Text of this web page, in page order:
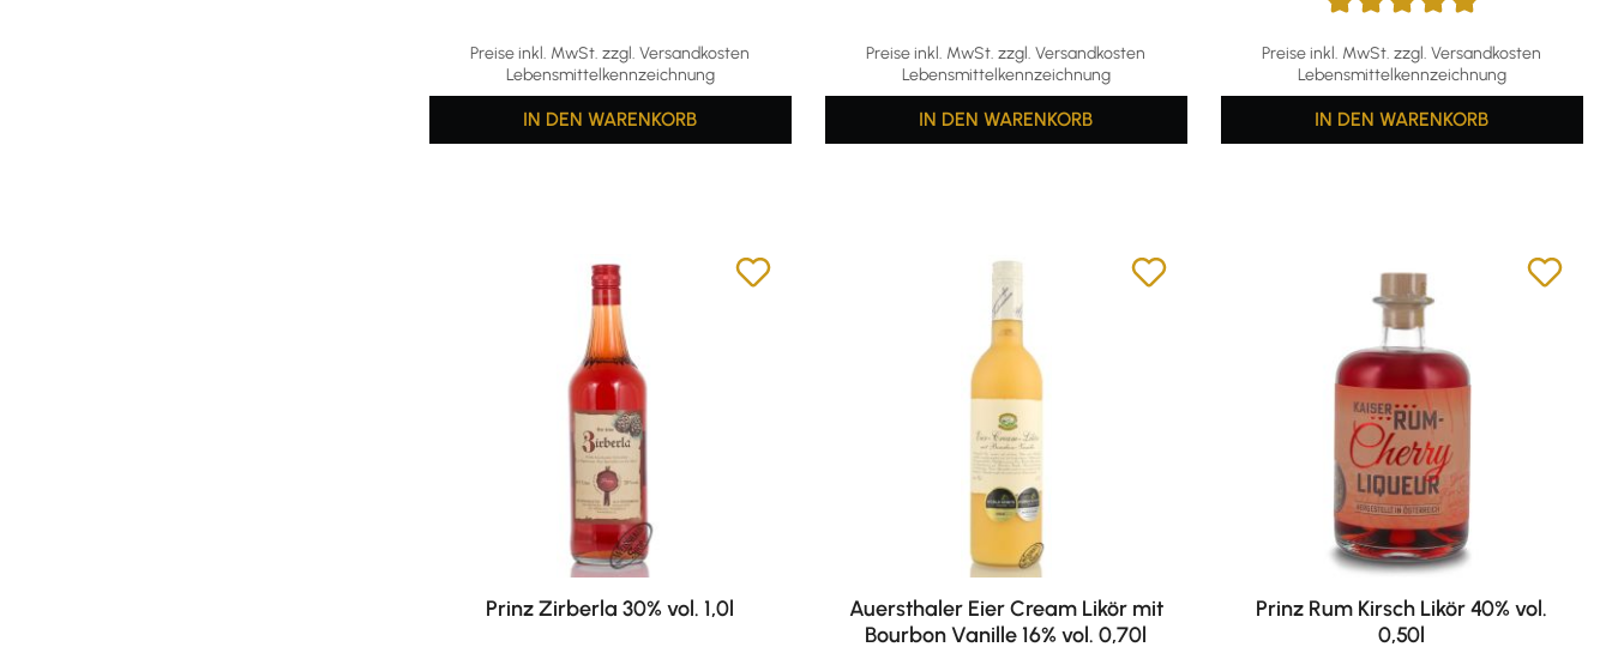
Preise inkl. MwSt. zzgl. Versandkosten
Lebensmittelkennzeichnung
IN DEN WARENKORB
Preise inkl. MwSt. zzgl. Versandkosten
Lebensmittelkennzeichnung
IN DEN WARENKORB
Preise inkl. MwSt. zzgl. Versandkosten
Lebensmittelkennzeichnung
IN DEN WARENKORB
Prinz Zirberla 30% vol. 1,0l
Auersthaler Eier Cream Likör mit
Bourbon Vanille 16% vol. 0,70l
Prinz Rum Kirsch Likör 40% vol.
0,50l